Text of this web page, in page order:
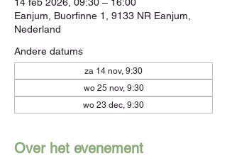
Eanjum, Buorfinne 1, 9133 NR Eanjum,
Nederland
Andere datums
za 14 nov, 9:30
wo 25 nov, 9:30
wo 23 dec, 9:30
Over het evenement